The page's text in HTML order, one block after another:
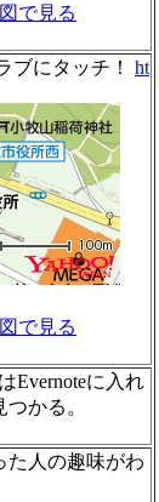
で見る
ブにタッチ！ ht
で見る
Evernoteに入れ
かる。
た人の趣味がわ